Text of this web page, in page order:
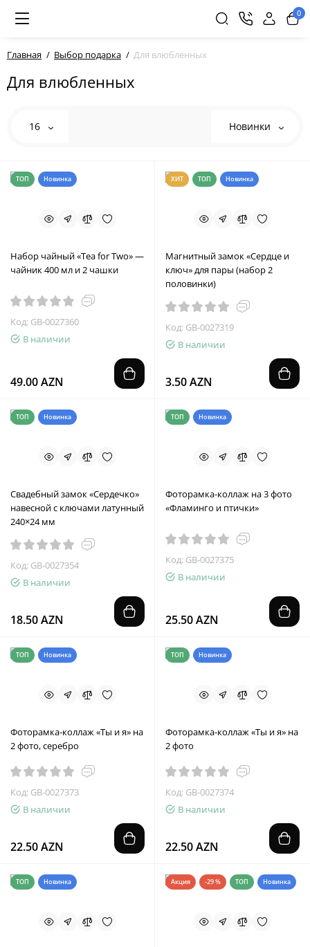
0
Главная Выбор подарка Для влюбленных
Для влюбленных
16 Новинки
ТОП Новинка
Набор чайный «Tea for Two» —
чайник 400 мл и 2 чашки
Код: GB-0027360
В наличии
49.00 AZN
ХИТ ТОП Новинка
Магнитный замок «Сердце и
ключ» для пары (набор 2
половинки)
Код: GB-0027319
В наличии
3.50 AZN
ТОП Новинка
Свадебный замок «Сердечко»
навесной с ключами латунный
240×24 мм
Код: GB-0027354
В наличии
18.50 AZN
ТОП Новинка
Фоторамка-коллаж на 3 фото
«Фламинго и птички»
Код: GB-0027375
В наличии
25.50 AZN
ТОП Новинка
Фоторамка-коллаж «Ты и я» на
2 фото, серебро
Код: GB-0027373
В наличии
22.50 AZN
ТОП Новинка
Фоторамка-коллаж «Ты и я» на
2 фото
Код: GB-0027374
В наличии
22.50 AZN
ТОП Новинка Акция -29 % ТОП Новинка